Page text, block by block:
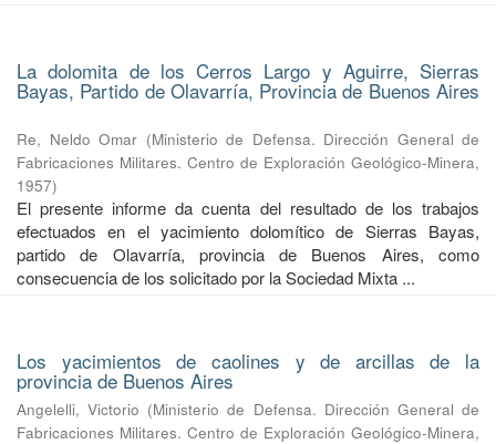
La dolomita de los Cerros Largo y Aguirre, Sierras
Bayas, Partido de Olavarría, Provincia de Buenos Aires
Re, Neldo Omar (Ministerio de Defensa. Dirección General de
Fabricaciones Militares. Centro de Exploración Geológico-Minera,
1957)
El presente informe da cuenta del resultado de los trabajos
efectuados en el yacimiento dolomítico de Sierras Bayas,
partido de Olavarría, provincia de Buenos Aires, como
consecuencia de los solicitado por la Sociedad Mixta ...
Los yacimientos de caolines y de arcillas de la
provincia de Buenos Aires
Angelelli, Victorio (Ministerio de Defensa. Dirección General de
Fabricaciones Militares. Centro de Exploración Geológico-Minera,